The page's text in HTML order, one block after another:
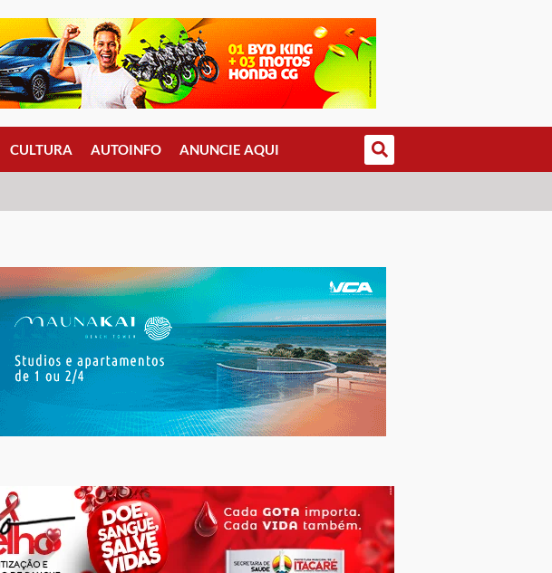
CULTURA AUTOINFO ANUNCIE AQUI